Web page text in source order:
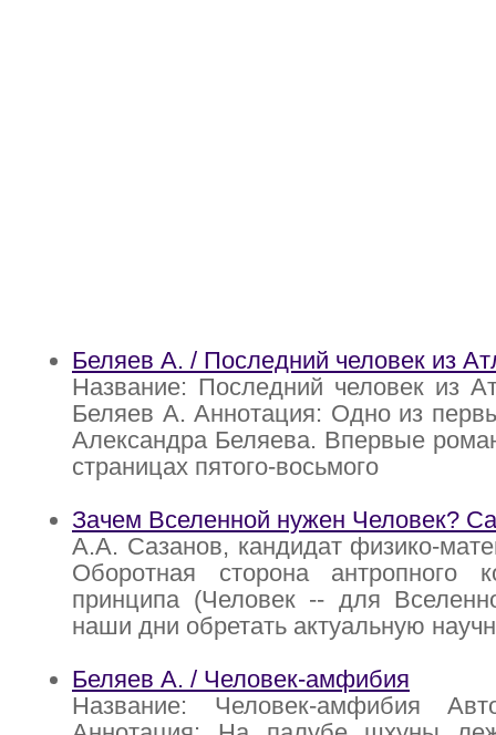
Беляев А. / Последний человек из
Название: Последний человек из
Беляев А. Аннотация: Одно из
Александра Беляева. Впервые
страницах пятого-восьмого
Зачем Вселенной нужен Человек?
А.А. Сазанов, кандидат физико-
Оборотная сторона антропного
принципа (Человек -- для
наши дни обретать актуальную
Беляев А. / Человек-амфибия
Название: Человек-амфибия